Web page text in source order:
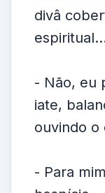
divâ
- Não, eu
iate,
ouvindo o
- Para